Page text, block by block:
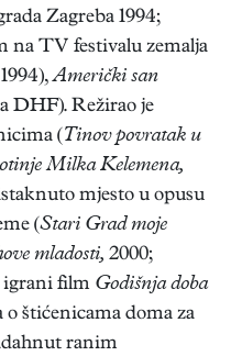
Zagreba 1994;
na TV festivalu zemalja
Američki san
DHF). Režirao je
(Tinov povratak u
Milka Kelemena,
mjesto u opusu
(Stari Grad moje
mladosti, 2000;
igrani film Godišnja doba
štićenicama doma za
ranim